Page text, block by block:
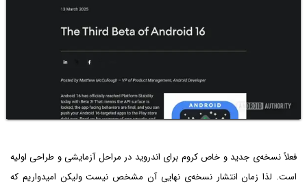
فعلاً نسخه‌ی جدید و خاص کروم برای اندروید در مراحل آزمایشی و طراحی اولیه
است. لذا زمان انتشار نسخه‌ی نهایی آن مشخص نیست ولیکن امیدواریم که